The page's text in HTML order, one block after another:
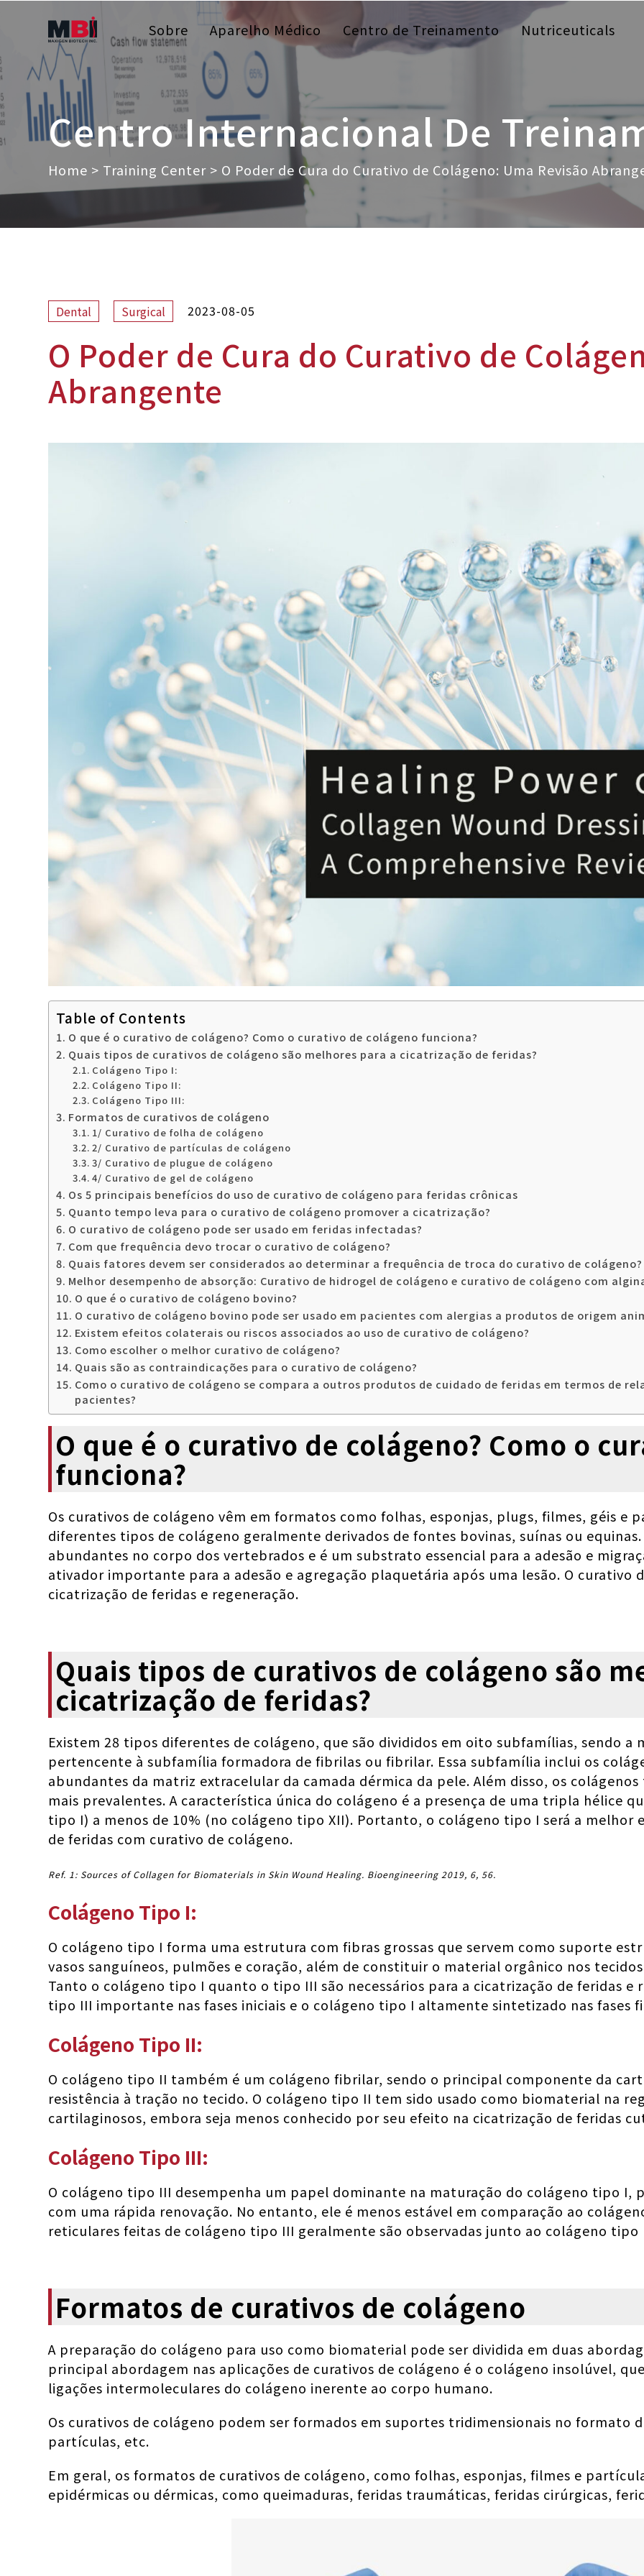
Sobre Aparelho Médico Centro de Treinamento Nutriceuticals
Centro Internacional De
Home > Training Center > O Poder de Cura do Curativo de Colágeno: Uma Revisão
Dental Surgical 2023-08-05
O Poder de Cura do Curativo de
Abrangente
Table of Contents
O que é o curativo de colágeno? Como o curativo de colágeno funciona?
Quais tipos de curativos de colágeno são melhores para a cicatrização de feridas?
Colágeno Tipo I:
Colágeno Tipo II:
Colágeno Tipo III:
Formatos de curativos de colágeno
1/ Curativo de folha de colágeno
2/ Curativo de partículas de colágeno
3/ Curativo de plugue de colágeno
4/ Curativo de gel de colágeno
Os 5 principais benefícios do uso de curativo de colágeno para feridas crônicas
Quanto tempo leva para o curativo de colágeno promover a cicatrização?
O curativo de colágeno pode ser usado em feridas infectadas?
Com que frequência devo trocar o curativo de colágeno?
Quais fatores devem ser considerados ao determinar a frequência de troca do curativo de colágeno?
Melhor desempenho de absorção: Curativo de hidrogel de colágeno e curativo de colágeno com
O que é o curativo de colágeno bovino?
O curativo de colágeno bovino pode ser usado em pacientes com alergias a produtos de origem
Existem efeitos colaterais ou riscos associados ao uso de curativo de colágeno?
Como escolher o melhor curativo de colágeno?
Quais são as contraindicações para o curativo de colágeno?
Como o curativo de colágeno se compara a outros produtos de cuidado de feridas em termos de
pacientes?
O que é o curativo de colágeno? Como o
funciona?
Os curativos de colágeno vêm em formatos como folhas, esponjas, plugs, filmes, géis e
diferentes tipos de colágeno geralmente derivados de fontes bovinas, suínas ou
abundantes no corpo dos vertebrados e é um substrato essencial para a adesão e
ativador importante para a adesão e agregação plaquetária após uma lesão. O curativo
cicatrização de feridas e regeneração.
Quais tipos de curativos de colágeno são
cicatrização de feridas?
Existem 28 tipos diferentes de colágeno, que são divididos em oito subfamílias, sendo a
pertencente à subfamília formadora de fibrilas ou fibrilar. Essa subfamília inclui os
abundantes da matriz extracelular da camada dérmica da pele. Além disso, os
mais prevalentes. A característica única do colágeno é a presença de uma tripla hélice
tipo I) a menos de 10% (no colágeno tipo XII). Portanto, o colágeno tipo I será a melhor
de feridas com curativo de colágeno.
Ref. 1: Sources of Collagen for Biomaterials in Skin Wound Healing. Bioengineering 2019, 6, 56.
Colágeno Tipo I:
O colágeno tipo I forma uma estrutura com fibras grossas que servem como suporte
vasos sanguíneos, pulmões e coração, além de constituir o material orgânico nos
Tanto o colágeno tipo I quanto o tipo III são necessários para a cicatrização de feridas e
tipo III importante nas fases iniciais e o colágeno tipo I altamente sintetizado nas fases
Colágeno Tipo II:
O colágeno tipo II também é um colágeno fibrilar, sendo o principal componente da
resistência à tração no tecido. O colágeno tipo II tem sido usado como biomaterial na
cartilaginosos, embora seja menos conhecido por seu efeito na cicatrização de feridas
Colágeno Tipo III:
O colágeno tipo III desempenha um papel dominante na maturação do colágeno tipo I,
com uma rápida renovação. No entanto, ele é menos estável em comparação ao
reticulares feitas de colágeno tipo III geralmente são observadas junto ao colágeno tipo
Formatos de curativos de colágeno
A preparação do colágeno para uso como biomaterial pode ser dividida em duas
principal abordagem nas aplicações de curativos de colágeno é o colágeno insolúvel,
ligações intermoleculares do colágeno inerente ao corpo humano.
Os curativos de colágeno podem ser formados em suportes tridimensionais no formato
partículas, etc.
Em geral, os formatos de curativos de colágeno, como folhas, esponjas, filmes e
epidérmicas ou dérmicas, como queimaduras, feridas traumáticas, feridas cirúrgicas,